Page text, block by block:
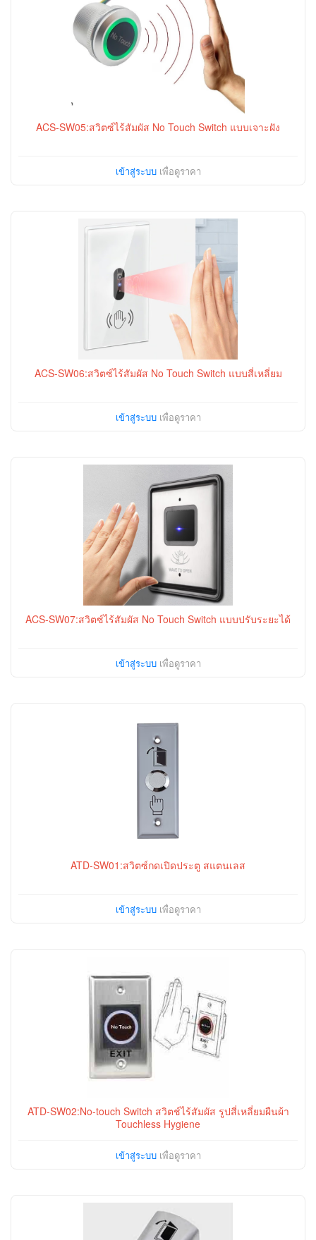
ACS-SW05:สวิตซ์ไร้สัมผัส No Touch Switch แบบเจาะฝัง
เข้าสู่ระบบเพื่อดูราคา
ACS-SW06:สวิตซ์ไร้สัมผัส No Touch Switch แบบสี่เหลี่ยม
เข้าสู่ระบบเพื่อดูราคา
ACS-SW07:สวิตซ์ไร้สัมผัส No Touch Switch แบบปรับระยะได้
เข้าสู่ระบบเพื่อดูราคา
ATD-SW01:สวิตซ์กดเปิดประตู สแตนเลส
เข้าสู่ระบบเพื่อดูราคา
ATD-SW02:No-touch Switch สวิตช์ไร้สัมผัส รูปสี่เหลี่ยมผืนผ้า
Touchless Hygiene
เข้าสู่ระบบเพื่อดูราคา